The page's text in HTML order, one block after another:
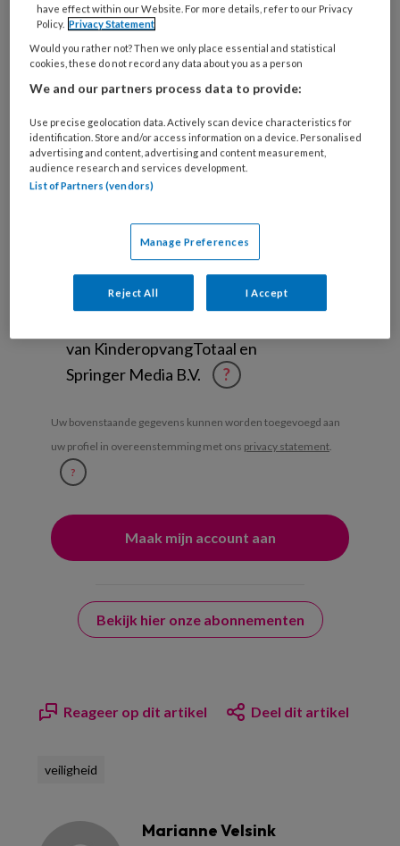
Kies
je
functie *
Bij
organisatie
werk
je?
Untitled
Ontvang 2x per week de
KinderopvangTotaal nieuwsbrief
Management Kinderopvang
Weekoverzicht
van KinderopvangTotaal en
Springer Media B.V.
?
Uw bovenstaande gegevens kunnen worden toegevoegd aan
uw profiel in overeenstemming met ons privacy statement.
?
Bekijk hier onze abonnementen
Reageer op dit artikel Deel dit artikel
veiligheid
Marianne Velsink
have effect within our Website. For more details, refer to our Privacy
Policy. Privacy Statement
Would you rather not? Then we only place essential and statistical
cookies, these do not record any data about you as a person
We and our partners process data to provide:
Use precise geolocation data. Actively scan device characteristics for
identification. Store and/or access information on a device. Personalised
advertising and content, advertising and content measurement,
audience research and services development.
List of Partners (vendors)
Manage Preferences
Reject All I Accept